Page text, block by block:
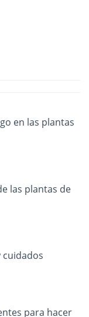
en las plantas
las plantas de
cuidados
para hacer